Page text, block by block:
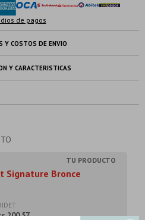
de pagos
Y COSTOS DE ENVIO
Y CARACTERISTICAS
Signature Bronce
200,57